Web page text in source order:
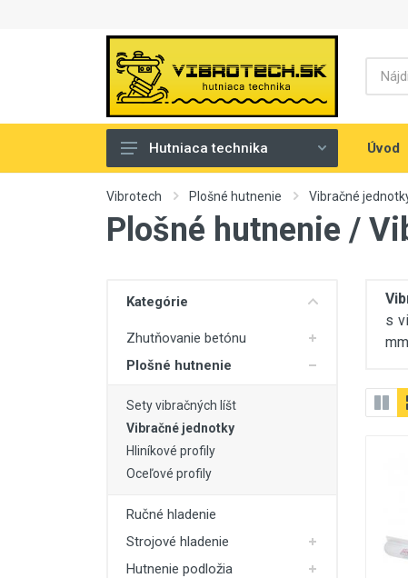
Zhutňovanie betónu
Plošné hutnenie
Hutniaca technika Úvod
Vibrotech Plošné hutnenie Vibračné
Plošné hutnenie /
Kategórie
Zhutňovanie betónu
Plošné hutnenie
Sety vibračných líšt
Vibračné jednotky
Hliníkové profily
Oceľové profily
Ručné hladenie
Strojové hladenie
Hutnenie podložia
s